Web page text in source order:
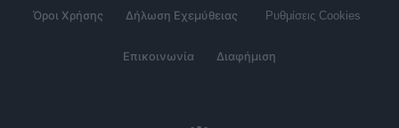
Όροι Χρήσης Δήλωση Εχεμύθειας Ρυθμίσεις Cookies
Επικοινωνία Διαφήμιση